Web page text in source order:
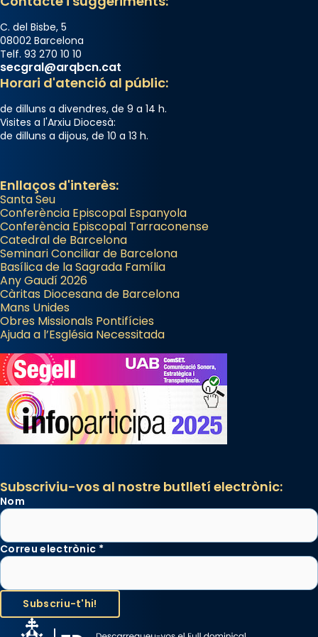
C. del Bisbe, 5
08002 Barcelona
Telf. 93 270 10 10
secgral@arqbcn.cat
Horari d'atenció al públic:
de dilluns a divendres, de 9 a 14 h.
Visites a l'Arxiu Diocesà:
de dilluns a dijous, de 10 a 13 h.
Enllaços d'interès:
Santa Seu
Conferència Episcopal Espanyola
Conferència Episcopal Tarraconense
Catedral de Barcelona
Seminari Conciliar de Barcelona
Basílica de la Sagrada Família
Any Gaudí 2026
Càritas Diocesana de Barcelona
Mans Unides
Obres Missionals Pontifícies
Ajuda a l’Església Necessitada
Subscriviu-vos al nostre butlletí electrònic:
Nom
Correu electrònic *